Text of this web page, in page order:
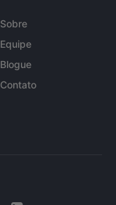
Sobre
Equipe
Blogue
Contato